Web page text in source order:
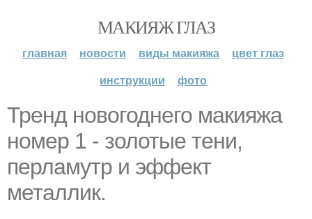
МАКИЯЖ ГЛАЗ
главная новости виды макияжа
цвет глаз
инструкции
фото
Тренд новогоднего макияжа
номер 1 - золотые тени,
перламутр и эффект
металлик.